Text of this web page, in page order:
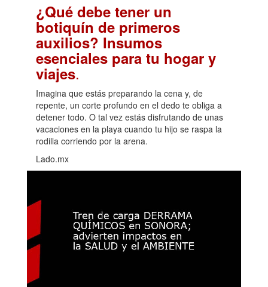
¿Qué debe tener un
botiquín de primeros
auxilios? Insumos
esenciales para tu hogar y
viajes.
Imagina que estás preparando la cena y, de
repente, un corte profundo en el dedo te obliga a
detener todo. O tal vez estás disfrutando de unas
vacaciones en la playa cuando tu hijo se raspa la
rodilla corriendo por la arena.
Lado.mx